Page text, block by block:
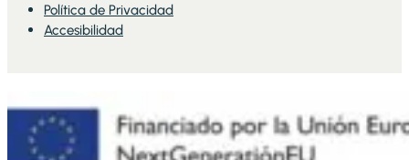
Política de Privacidad
Accesibilidad